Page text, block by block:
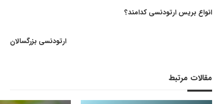
انواع بریس ارتودنسی کدامند؟
ارتودنسی بزرگسالان
مقالات مرتبط